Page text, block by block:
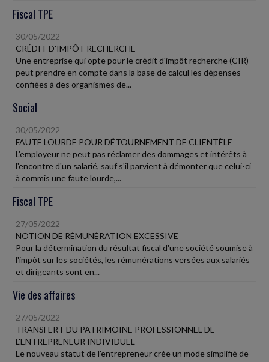
Fiscal TPE
30/05/2022
CRÉDIT D'IMPÔT RECHERCHE
Une entreprise qui opte pour le crédit d'impôt recherche (CIR)
peut prendre en compte dans la base de calcul les dépenses
confiées à des organismes de...
Social
30/05/2022
FAUTE LOURDE POUR DÉTOURNEMENT DE CLIENTÈLE
L'employeur ne peut pas réclamer des dommages et intérêts à
l'encontre d'un salarié, sauf s'il parvient à démonter que celui-ci
à commis une faute lourde,...
Fiscal TPE
27/05/2022
NOTION DE RÉMUNÉRATION EXCESSIVE
Pour la détermination du résultat fiscal d'une société soumise à
l'impôt sur les sociétés, les rémunérations versées aux salariés
et dirigeants sont en...
Vie des affaires
27/05/2022
TRANSFERT DU PATRIMOINE PROFESSIONNEL DE
L'ENTREPRENEUR INDIVIDUEL
Le nouveau statut de l'entrepreneur crée un mode simplifié de